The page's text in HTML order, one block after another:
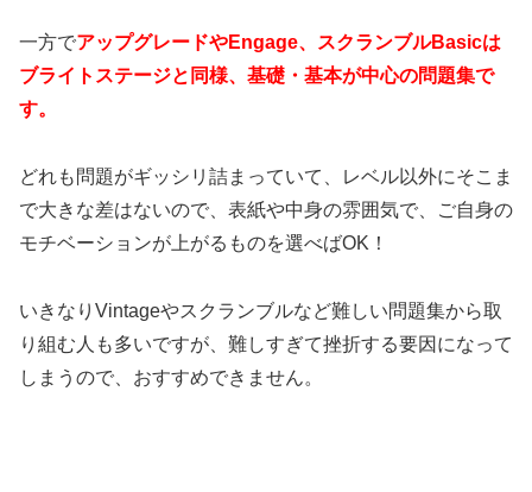
一方でアップグレードやEngage、スクランブルBasicは
ブライトステージと同様、基礎・基本が中心の問題集で
す。
どれも問題がギッシリ詰まっていて、レベル以外にそこま
で大きな差はないので、表紙や中身の雰囲気で、ご自身の
モチベーションが上がるものを選べばOK！
いきなりVintageやスクランブルなど難しい問題集から取
り組む人も多いですが、難しすぎて挫折する要因になって
しまうので、おすすめできません。